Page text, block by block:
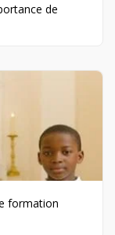
de
formation